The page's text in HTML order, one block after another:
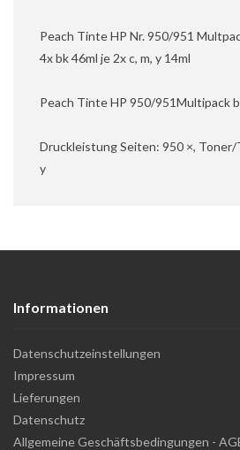
Peach Tinte HP Nr. 950/951
4x bk 46ml je 2x c, m, y 14ml
Peach Tinte HP 950/951Multipack
Druckleistung Seiten: 950 ×, Toner/
y
Informationen
Datenschutzeinstellungen
Impressum
Lieferungen
Datenschutz
Allgemeine Geschäftsbedingungen -